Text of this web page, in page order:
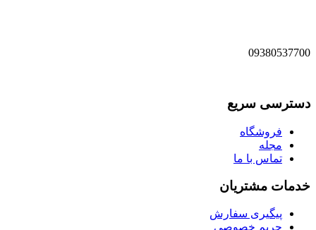
09380537700
دسترسی سریع
فروشگاه
مجله
تماس با ما
خدمات مشتریان
پیگیری سفارش
حریم خصوصی